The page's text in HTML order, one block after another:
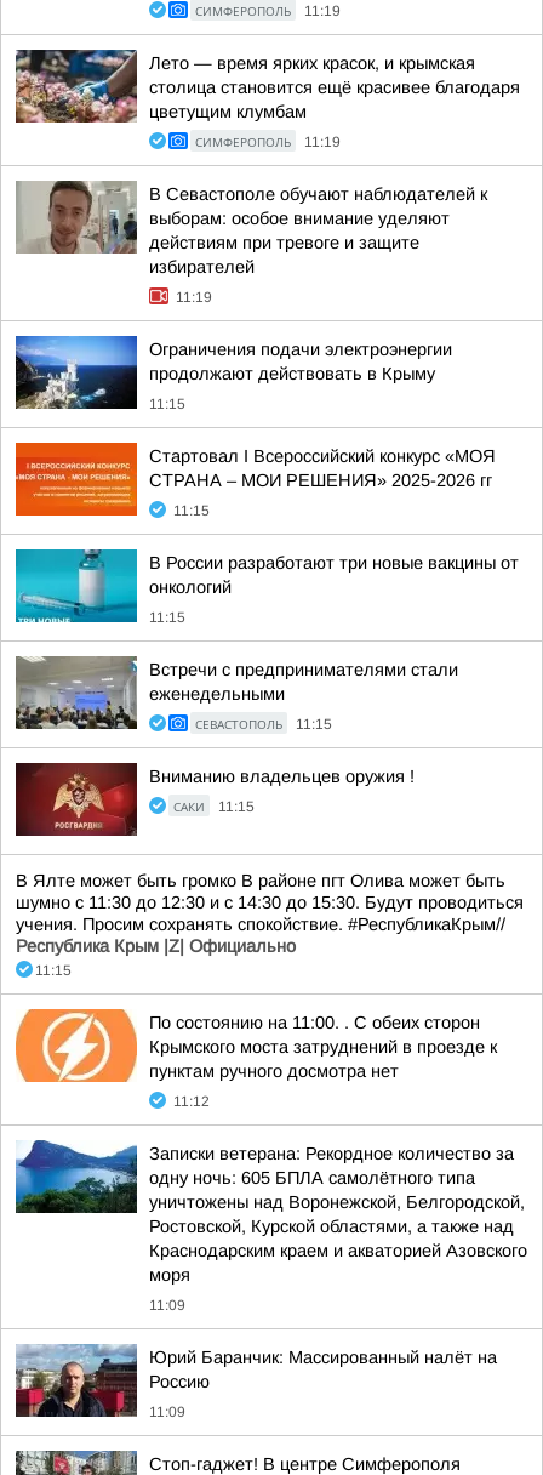
СИМФЕРОПОЛЬ 11:19
Лето — время ярких красок, и крымская
столица становится ещё красивее благодаря
цветущим клумбам
СИМФЕРОПОЛЬ 11:19
В Севастополе обучают наблюдателей к
выборам: особое внимание уделяют
действиям при тревоге и защите
избирателей
11:19
Ограничения подачи электроэнергии
продолжают действовать в Крыму
11:15
Стартовал I Всероссийский конкурс «МОЯ
СТРАНА – МОИ РЕШЕНИЯ» 2025-2026 гг
11:15
В России разработают три новые вакцины от
онкологий
11:15
Встречи с предпринимателями стали
еженедельными
СЕВАСТОПОЛЬ 11:15
Вниманию владельцев оружия !
САКИ 11:15
В Ялте может быть громко В районе пгт Олива может быть
шумно с 11:30 до 12:30 и с 14:30 до 15:30. Будут проводиться
учения. Просим сохранять спокойствие. #РеспубликаКрым//
Республика Крым |Z| Официально
11:15
По состоянию на 11:00. . С обеих сторон
Крымского моста затруднений в проезде к
пунктам ручного досмотра нет
11:12
Записки ветерана: Рекордное количество за
одну ночь: 605 БПЛА самолётного типа
уничтожены над Воронежской, Белгородской,
Ростовской, Курской областями, а также над
Краснодарским краем и акваторией Азовского
моря
11:09
Юрий Баранчик: Массированный налёт на
Россию
11:09
Стоп-гаджет! В центре Симферополя